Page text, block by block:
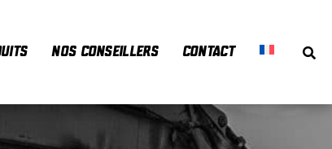
NOS CONSEILLERS CONTACT